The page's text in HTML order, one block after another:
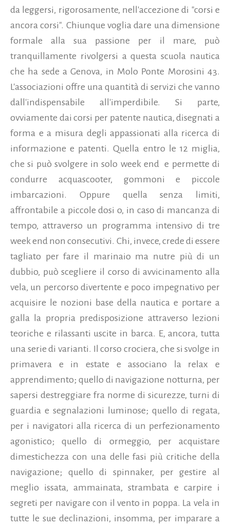
da leggersi, rigorosamente, nell'accezione di "corsi e
ancora corsi". Chiunque voglia dare una dimensione
formale alla sua passione per il mare, può
tranquillamente rivolgersi a questa scuola nautica
che ha sede a Genova, in Molo Ponte Morosini 43.
L'associazioni offre una quantità di servizi che vanno
dall'indispensabile all'imperdibile. Si parte,
ovviamente dai corsi per patente nautica, disegnati a
forma e a misura degli appassionati alla ricerca di
informazione e patenti. Quella entro le 12 miglia,
che si può svolgere in solo week end e permette di
condurre acquascooter, gommoni e piccole
imbarcazioni. Oppure quella senza limiti,
affrontabile a piccole dosi o, in caso di mancanza di
tempo, attraverso un programma intensivo di tre
week end non consecutivi. Chi, invece, crede di essere
tagliato per fare il marinaio ma nutre più di un
dubbio, può scegliere il corso di avvicinamento alla
vela, un percorso divertente e poco impegnativo per
acquisire le nozioni base della nautica e portare a
galla la propria predisposizione attraverso lezioni
teoriche e rilassanti uscite in barca. E, ancora, tutta
una serie di varianti. Il corso crociera, che si svolge in
primavera e in estate e associano la relax e
apprendimento; quello di navigazione notturna, per
sapersi destreggiare fra norme di sicurezze, turni di
guardia e segnalazioni luminose; quello di regata,
per i navigatori alla ricerca di un perfezionamento
agonistico; quello di ormeggio, per acquistare
dimestichezza con una delle fasi più critiche della
navigazione; quello di spinnaker, per gestire al
meglio issata, ammainata, strambata e carpire i
segreti per navigare con il vento in poppa. La vela in
tutte le sue declinazioni, insomma, per imparare a